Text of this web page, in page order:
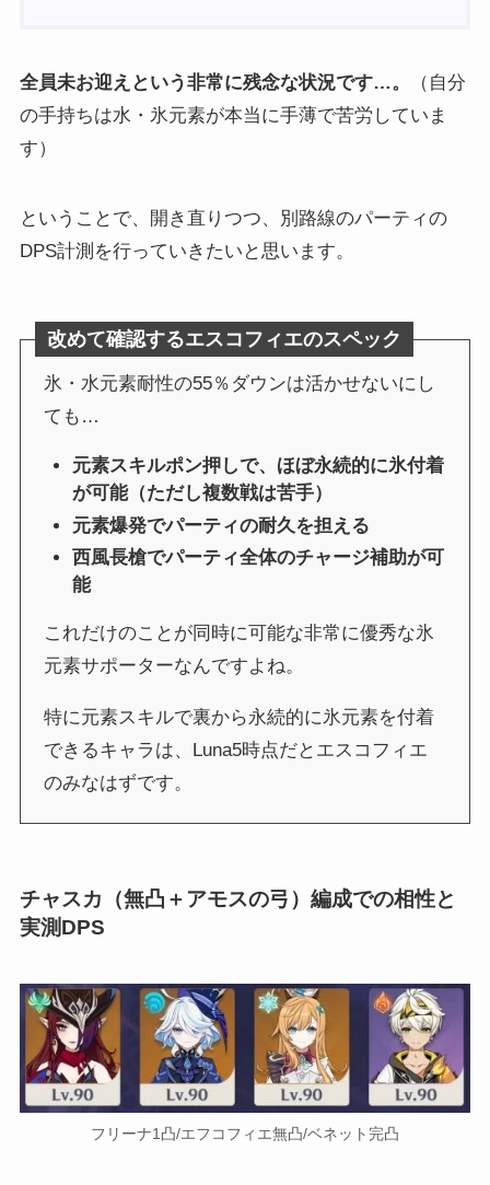
全員未お迎えという非常に残念な状況です…。
（自分
の手持ちは水・氷元素が本当に手薄で苦労していま
す）
ということで、開き直りつつ、別路線のパーティの
DPS計測を行っていきたいと思います。
改めて確認するエスコフィエのスペック
氷・水元素耐性の55％ダウンは活かせないにし
ても…
元素スキルポン押しで、ほぼ永続的に氷付着
が可能（ただし複数戦は苦手）
元素爆発でパーティの耐久を担える
西風長槍でパーティ全体のチャージ補助が可
能
これだけのことが同時に可能な非常に優秀な氷
元素サポーターなんですよね。
特に元素スキルで裏から永続的に氷元素を付着
できるキャラは、Luna5時点だとエスコフィエ
のみなはずです。
チャスカ（無凸＋アモスの弓）編成での相性と
実測DPS
フリーナ1凸/エフコフィエ無凸/ベネット完凸